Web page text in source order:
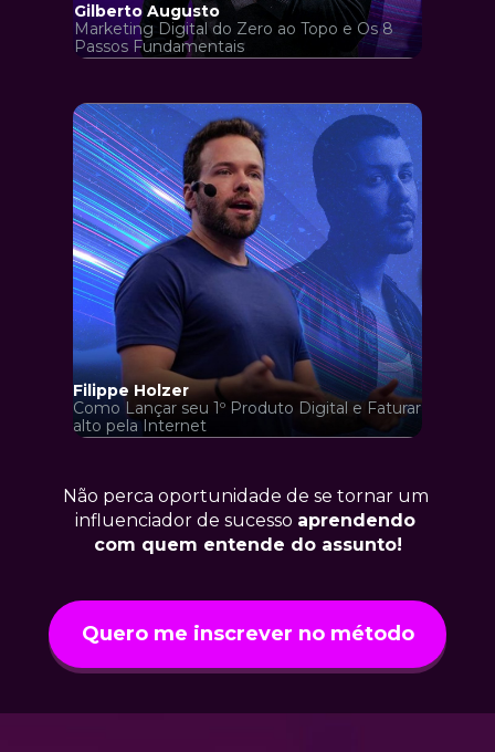
Quero me inscrever no método
Não perca oportunidade de se tornar um
influenciador de sucesso aprendendo
com quem entende do assunto!
Gilberto Augusto
Marketing Digital do Zero ao Topo e Os 8
Passos Fundamentais
Filippe Holzer
Como Lançar seu 1º Produto Digital e Faturar
alto pela Internet